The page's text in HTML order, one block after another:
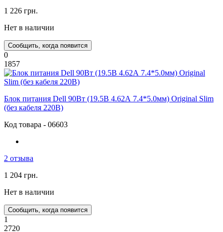
1 226 грн.
Нет в наличии
Сообщить, когда появится
0
1857
Блок питания Dell 90Вт (19.5В 4.62А 7.4*5.0мм) Original Slim
(без кабеля 220В)
Код товара - 06603
2 отзыва
1 204 грн.
Нет в наличии
Сообщить, когда появится
1
2720